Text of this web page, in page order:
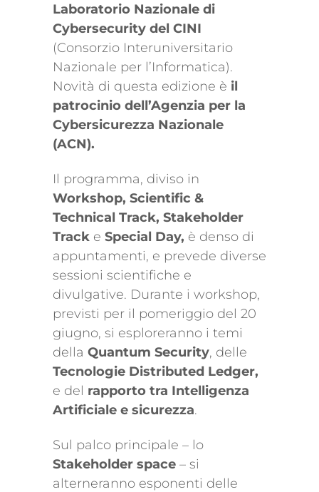
Laboratorio Nazionale di
Cybersecurity del CINI
(Consorzio Interuniversitario
Nazionale per l’Informatica).
Novità di questa edizione è il
patrocinio dell’Agenzia per la
Cybersicurezza Nazionale
(ACN).
Il programma, diviso in
Workshop, Scientific &
Technical Track, Stakeholder
Track e Special Day, è denso di
appuntamenti, e prevede diverse
sessioni scientifiche e
divulgative. Durante i workshop,
previsti per il pomeriggio del 20
giugno, si esploreranno i temi
della Quantum Security, delle
Tecnologie Distributed Ledger,
e del rapporto tra Intelligenza
Artificiale e sicurezza.
Sul palco principale – lo
Stakeholder space – si
alterneranno esponenti delle